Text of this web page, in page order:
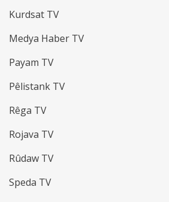
Kurdsat TV
Medya Haber TV
Payam TV
Pêlistank TV
Rêga TV
Rojava TV
Rûdaw TV
Speda TV